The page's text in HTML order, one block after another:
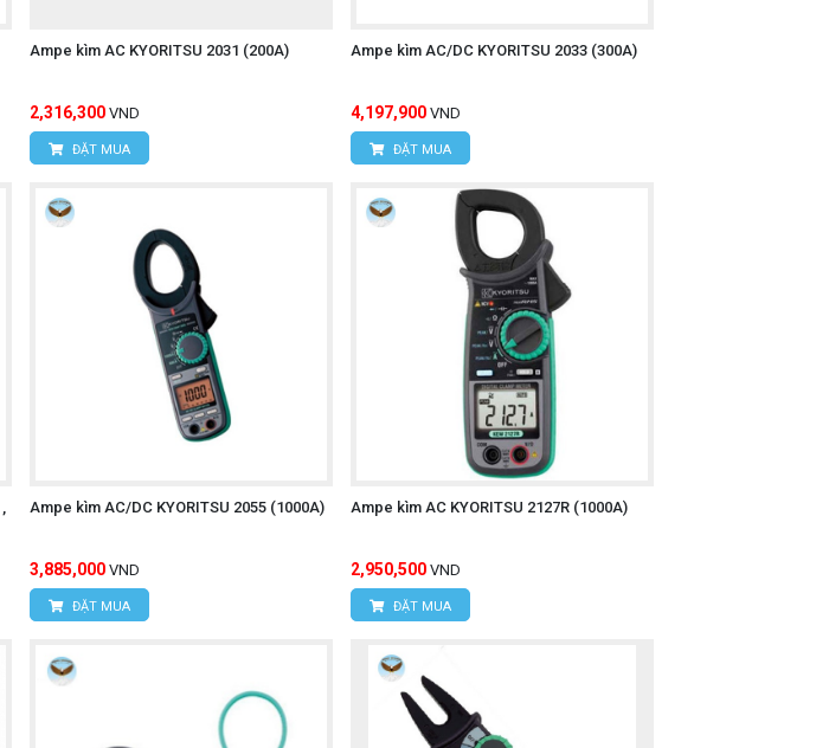
Ampe kìm AC KYORITSU 2031 (200A)
2,316,300 VND
ĐẶT MUA
Ampe kìm AC/DC KYORITSU 2033 (300A)
4,197,900 VND
ĐẶT MUA
Ampe kìm AC/DC KYORITSU 2055 (1000A)
3,885,000 VND
ĐẶT MUA
Ampe kìm AC KYORITSU 2127R (1000A)
2,950,500 VND
ĐẶT MUA